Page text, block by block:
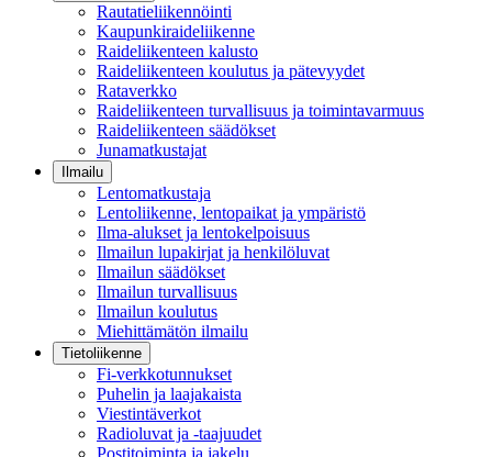
Rautatieliikennöinti
Kaupunkiraideliikenne
Raideliikenteen kalusto
Raideliikenteen koulutus ja pätevyydet
Rataverkko
Raideliikenteen turvallisuus ja toimintavarmuus
Raideliikenteen säädökset
Junamatkustajat
Ilmailu
Lentomatkustaja
Lentoliikenne, lentopaikat ja ympäristö
Ilma-alukset ja lentokelpoisuus
Ilmailun lupakirjat ja henkilöluvat
Ilmailun säädökset
Ilmailun turvallisuus
Ilmailun koulutus
Miehittämätön ilmailu
Tietoliikenne
Fi-verkkotunnukset
Puhelin ja laajakaista
Viestintäverkot
Radioluvat ja -taajuudet
Postitoiminta ja jakelu